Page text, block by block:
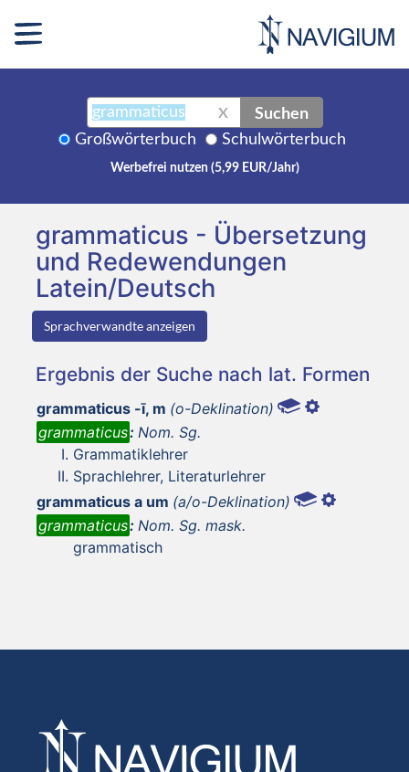
X Suchen
Großwörterbuch Schulwörterbuch
Werbefrei nutzen (5,99 EUR/Jahr)
grammaticus - Übersetzung
und Redewendungen
Latein/Deutsch
Sprachverwandte anzeigen
Ergebnis der Suche nach lat. Formen
grammaticus -ī, m (o-Deklination)
grammaticus: Nom. Sg.
Grammatiklehrer
Sprachlehrer, Literaturlehrer
grammaticus a um (a/o-Deklination)
grammaticus: Nom. Sg. mask.
grammatisch